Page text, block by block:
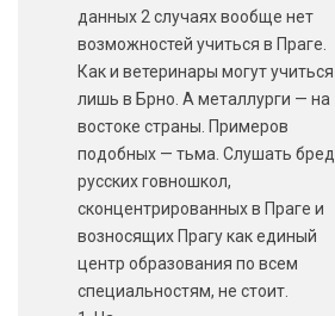
данных 2 случаях вообще нет
возможностей учиться в Праге.
Как и ветеринары могут учиться
лишь в Брно. А металлурги — на
востоке страны. Примеров
подобных — тьма. Слушать бред
русских говношкол,
сконцентрированных в Праге и
возносящих Прагу как единый
центр образования по всем
специальностям, не стоит.